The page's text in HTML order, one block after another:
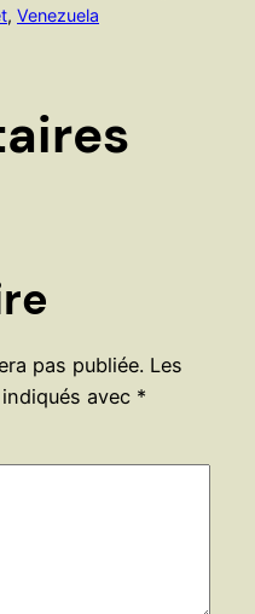
, Venezuela
pas publiée. Les
avec *